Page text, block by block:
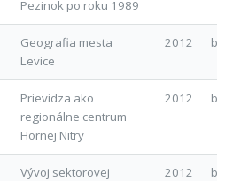
Pezinok po roku 1989
Geografia mesta
Levice
2012 b
Prievidza ako
regionálne centrum
Hornej Nitry
2012 b
Vývoj sektorovej
2012 b